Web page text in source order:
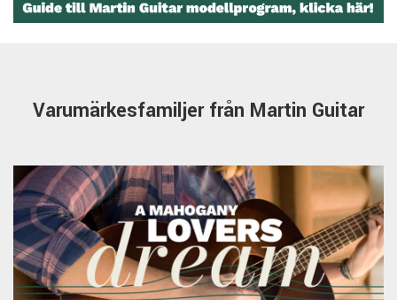
Varumärkesfamiljer från Martin Guitar